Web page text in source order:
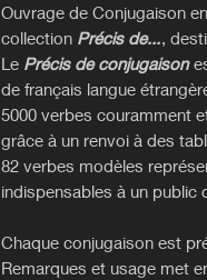
Ouvrage de Conjugaison
collection Précis de...,
Le Précis de conjugaison
de français langue
5000 verbes couramment
grâce à un renvoi à des
82 verbes modèles
indispensables à un public
Chaque conjugaison est
Remarques et usage met